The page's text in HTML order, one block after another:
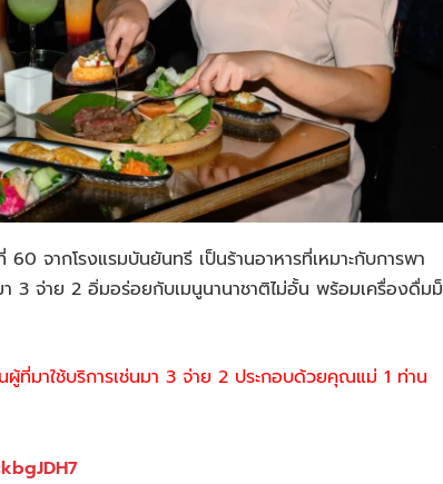
จากโรงแรมบันยันทรี เป็นร้านอาหารที่เหมาะกับการพา
จ่าย 2 อิ่มอร่อยกับเมนูนานาชาติไม่อั้น พร้อมเครื่องดื่มม็
ที่มาใช้บริการเช่นมา 3 จ่าย 2 ประกอบด้วยคุณแม่ 1 ท่าน